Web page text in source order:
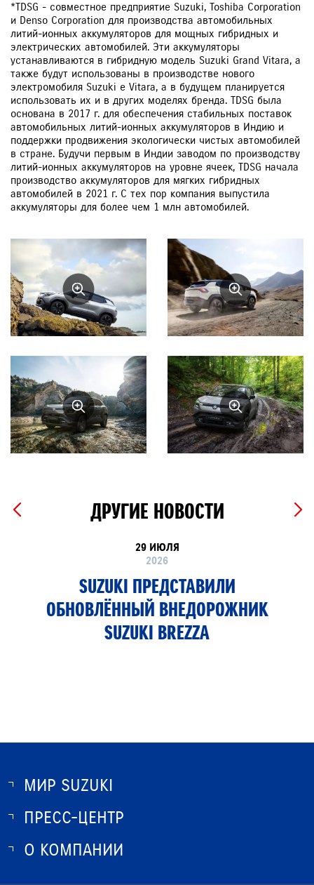
*TDSG - совместное предприятие Suzuki, Toshiba Corporation
и Denso Corporation для производства автомобильных
литий-ионных аккумуляторов для мощных гибридных и
электрических автомобилей. Эти аккумуляторы
устанавливаются в гибридную модель Suzuki Grand Vitara, а
также будут использованы в производстве нового
электромобиля Suzuki e Vitara, а в будущем планируется
использовать их и в других моделях бренда. TDSG была
основана в 2017 г. для обеспечения стабильных поставок
автомобильных литий-ионных аккумуляторов в Индию и
поддержки продвижения экологически чистых автомобилей
в стране. Будучи первым в Индии заводом по производству
литий-ионных аккумуляторов на уровне ячеек, TDSG начала
производство аккумуляторов для мягких гибридных
автомобилей в 2021 г. С тех пор компания выпустила
аккумуляторы для более чем 1 млн автомобилей.
ДРУГИЕ НОВОСТИ
29 ИЮЛЯ
2026
SUZUKI ПРЕДСТАВИЛИ
ОБНОВЛЁННЫЙ ВНЕДОРОЖНИК
SUZUKI BREZZA
МИР SUZUKI
О SUZUKI
ПРЕСС-ЦЕНТР
НОВОСТИ
О КОМПАНИИ